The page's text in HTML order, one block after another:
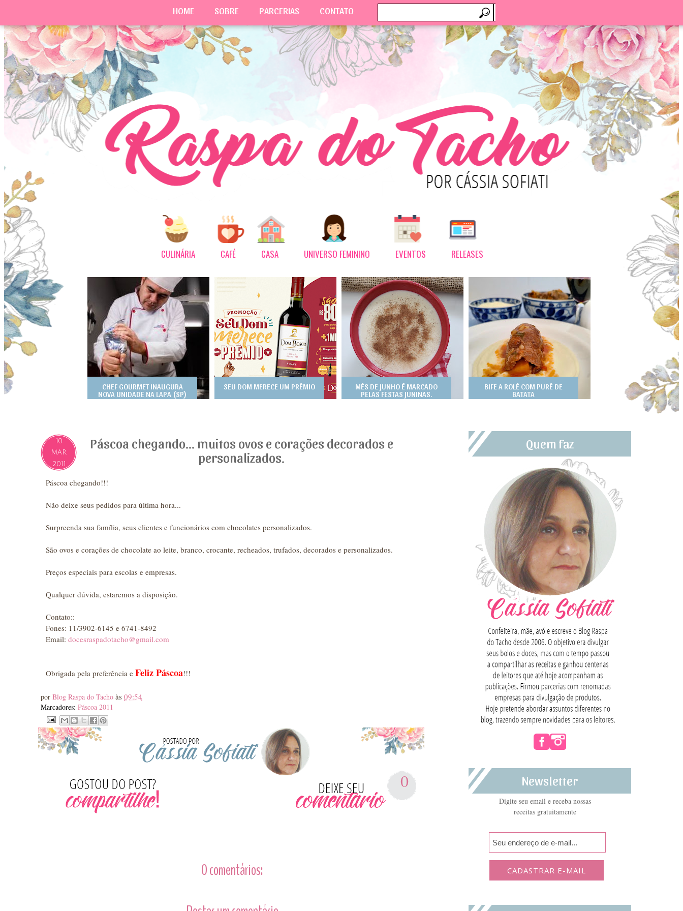
CULINÁRIA CAFÉ CASA UNIVERSO FEMININO EVENTOS RELEASES
CHEF GOURMET INAUGURA
NOVA UNIDADE NA LAPA (SP)
SEU DOM MERECE UM PRÊMIO
MÊS DE JUNHO É MARCADO
PELAS FESTAS JUNINAS.
BIFE A ROLÊ COM PURÊ DE
BATATA
10
MAR
2011
Páscoa chegando... muitos ovos e corações decorados e
personalizados.
Páscoa chegando!!!
Não deixe seus pedidos para última hora...
Surpreenda sua família, seus clientes e funcionários com chocolates personalizados.
São ovos e corações de chocolate ao leite, branco, crocante, recheados, trufados, decorados e personalizados.
Preços especiais para escolas e empresas.
Qualquer dúvida, estaremos a disposição.
Contato::
Fones: 11/3902-6145 e 6741-8492
Email: docesraspadotacho@gmail.com
Obrigada pela preferência e Feliz Páscoa!!!
por Blog Raspa do Tacho às 09:54
Marcadores: Páscoa 2011
0
0 comentários:
Quem faz
Newsletter
Digite seu email e receba nossas
receitas gratuitamente
HOME SOBRE PARCERIAS CONTATO